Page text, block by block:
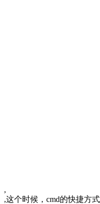
,
,这个时候，cmd的快捷方